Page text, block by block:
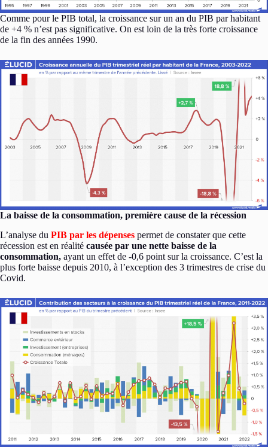
Comme pour le PIB total, la croissance sur un an du PIB par habitant
de +4 % n’est pas significative. On est loin de la très forte croissance
de la fin des années 1990.
La baisse de la consommation, première cause de la récession
L’analyse du PIB par les dépenses permet de constater que cette
récession est en réalité causée par une nette baisse de la
consommation, ayant un effet de -0,6 point sur la croissance. C’est la
plus forte baisse depuis 2010, à l’exception des 3 trimestres de crise du
Covid.